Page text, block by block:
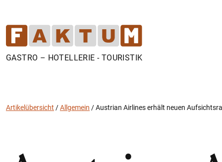
GASTRO – HOTELLERIE - TOURISTIK
Artikelübersicht /Allgemein /Austrian Airlines erhält neuen